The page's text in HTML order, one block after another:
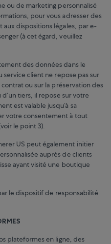
ou de marketing personnalisé
pour vous adresser des
dispositions légales, par e-
(à cet égard, veuillez
des données dans le
client ne repose pas sur
ou sur la préservation des
tiers, il repose sur votre
est valable jusqu’à sa
votre consentement à tout
le point 3).
US peut également initier
auprès de clients
ayant visité une boutique
le dispositif de responsabilité
plateformes en ligne, des